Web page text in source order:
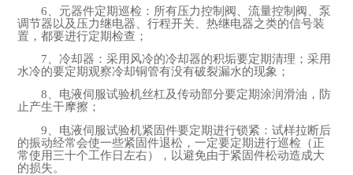
6、元器件定期巡检：所有压力控制阀、流量控制阀、泵
调节器以及压力继电器、行程开关、热继电器之类的信号装
置，都要进行定期检查；
7、冷却器：采用风冷的冷却器的积垢要定期清理；采用
水冷的要定期观察冷却铜管有没有破裂漏水的现象；
8、电液伺服试验机丝杠及传动部分要定期涂润滑油，防
止产生干摩擦；
9、电液伺服试验机紧固件要定期进行锁紧：试样拉断后
的振动经常会使一些紧固件退松，一定要定期进行巡检（正
常使用三十个工作日左右），以避免由于紧固件松动造成大
的损失。